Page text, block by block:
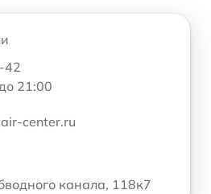
42
21:00
center.ru
канала, 118к7